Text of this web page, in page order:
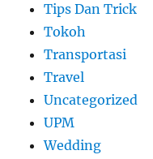
Tips Dan Trick
Tokoh
Transportasi
Travel
Uncategorized
UPM
Wedding